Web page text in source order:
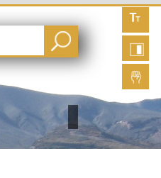
fuente
Lengua
de